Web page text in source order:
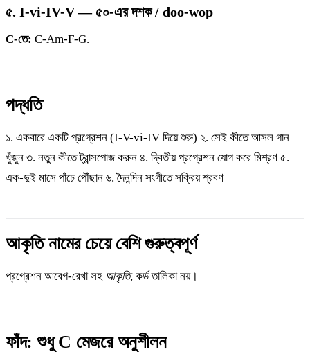
৫. I-vi-IV-V — ৫০-এর দশক / doo-wop
C-তে: C-Am-F-G.
পদ্ধতি
১. একবারে একটি প্রগ্রেশন (I-V-vi-IV দিয়ে শুরু) ২. সেই কীতে আসল গান
খুঁজুন ৩. নতুন কীতে ট্রান্সপোজ করুন ৪. দ্বিতীয় প্রগ্রেশন যোগ করে মিশ্রণ ৫.
এক-দুই মাসে পাঁচে পৌঁছান ৬. দৈনন্দিন সংগীতে সক্রিয় শ্রবণ
আকৃতি নামের চেয়ে বেশি গুরুত্বপূর্ণ
প্রগ্রেশন আবেগ-রেখা সহ আকৃতি, কর্ড তালিকা নয়।
ফাঁদ: শুধু C মেজরে অনুশীলন